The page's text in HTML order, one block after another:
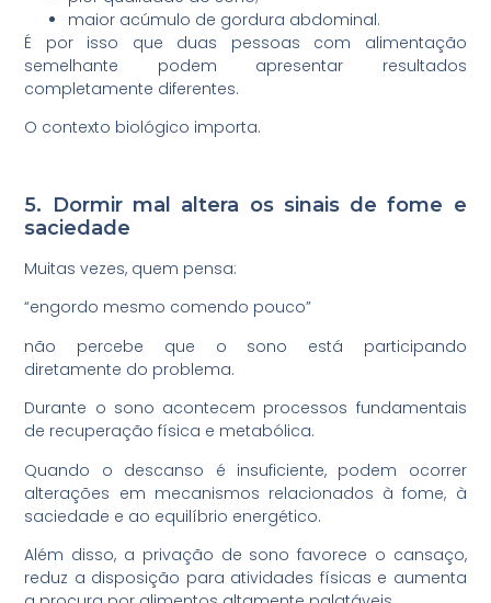
maior acúmulo de gordura abdominal.
É por isso que duas pessoas com alimentação
semelhante podem apresentar resultados
completamente diferentes.
O contexto biológico importa.
5. Dormir mal altera os sinais de fome e
saciedade
Muitas vezes, quem pensa:
“engordo mesmo comendo pouco”
não percebe que o sono está participando
diretamente do problema.
Durante o sono acontecem processos fundamentais
de recuperação física e metabólica.
Quando o descanso é insuficiente, podem ocorrer
alterações em mecanismos relacionados à fome, à
saciedade e ao equilíbrio energético.
Além disso, a privação de sono favorece o cansaço,
reduz a disposição para atividades físicas e aumenta